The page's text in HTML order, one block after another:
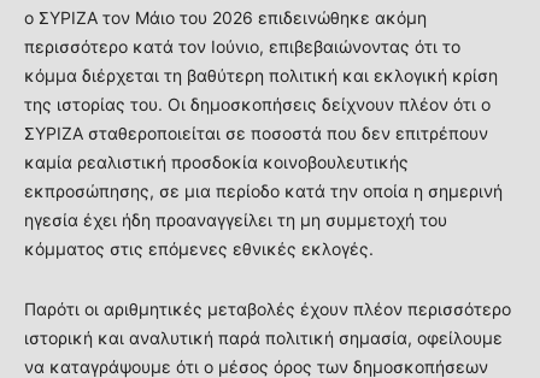
ο ΣΥΡΙΖΑ τον Μάιο του 2026 επιδεινώθηκε ακόμη
περισσότερο κατά τον Ιούνιο, επιβεβαιώνοντας ότι το
κόμμα διέρχεται τη βαθύτερη πολιτική και εκλογική κρίση
της ιστορίας του. Οι δημοσκοπήσεις δείχνουν πλέον ότι ο
ΣΥΡΙΖΑ σταθεροποιείται σε ποσοστά που δεν επιτρέπουν
καμία ρεαλιστική προσδοκία κοινοβουλευτικής
εκπροσώπησης, σε μια περίοδο κατά την οποία η σημερινή
ηγεσία έχει ήδη προαναγγείλει τη μη συμμετοχή του
κόμματος στις επόμενες εθνικές εκλογές.
Παρότι οι αριθμητικές μεταβολές έχουν πλέον περισσότερο
ιστορική και αναλυτική παρά πολιτική σημασία, οφείλουμε
να καταγράψουμε ότι ο μέσος όρος των δημοσκοπήσεων